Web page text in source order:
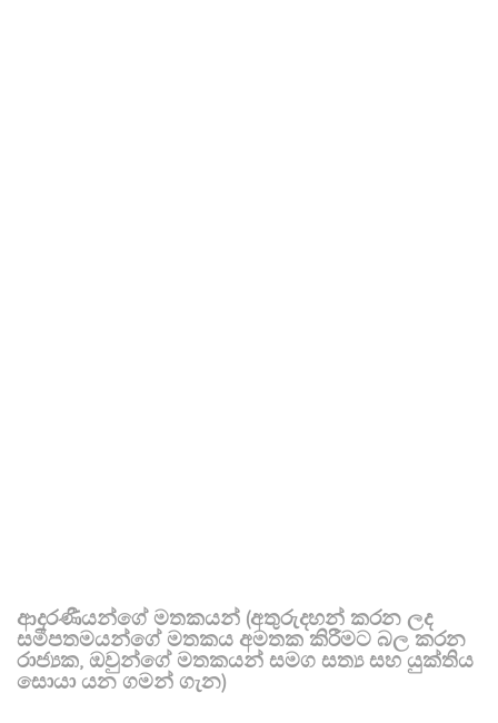
ආදරණීයන්ගේ මතකයන් (අතුරුදහන් කරන ලද
සමීපතමයන්ගේ මතකය අමතක කිරීමට බල කරන
රාජ්‍යක, ඔවුන්ගේ මතකයන් සමග සත්‍ය සහ යුක්තිය
සොයා යන ගමන් ගැන)